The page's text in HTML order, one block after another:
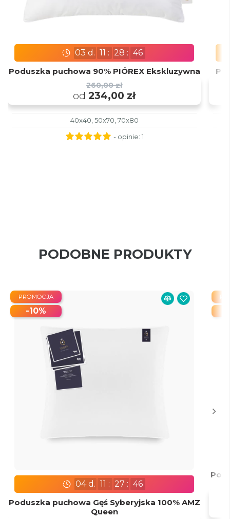
03 d. 11 : 28 : 45
Poduszka puchowa 90% PIÓREX Ekskluzywna
260,00 zł
od 234,00 zł
40x40, 50x70, 70x80
- opinie: 1
PODOBNE PRODUKTY
04d. 11 : 27 : 45
Poduszka puchowa Gęś Syberyjska 100% AMZ
Queen
PROMOCJA
-10%